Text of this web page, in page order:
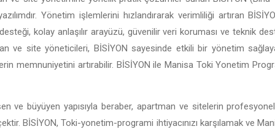
Yönetim işlemlerini hızlandırarak verimliliği artıran
kolay anlaşılır arayüzü, güvenilir veri koruması ve teknik
ve site yöneticileri, BİSİYON sayesinde etkili bir yönetim
memnuniyetini artırabilir. BİSİYON ile Manisa Toki Yonetim
ve büyüyen yapısıyla beraber, apartman ve sitelerin
BİSİYON, Toki-yonetim-programi ihtiyacınızı karşılamak ve